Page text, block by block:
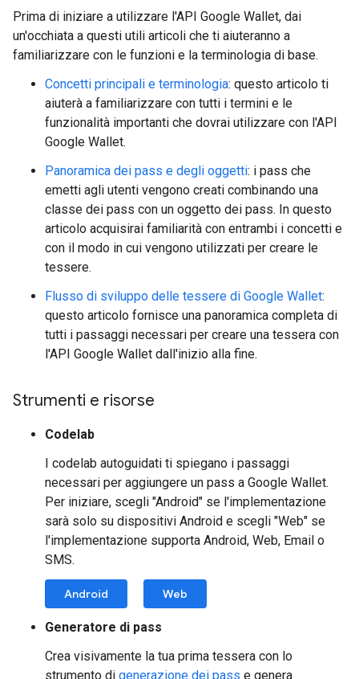
Prima di iniziare a utilizzare l'API Google Wallet, dai
un'occhiata a questi utili articoli che ti aiuteranno a
familiarizzare con le funzioni e la terminologia di base.
Concetti principali e terminologia: questo articolo ti
aiuterà a familiarizzare con tutti i termini e le
funzionalità importanti che dovrai utilizzare con l'API
Google Wallet.
Panoramica dei pass e degli oggetti: i pass che
emetti agli utenti vengono creati combinando una
classe dei pass con un oggetto dei pass. In questo
articolo acquisirai familiarità con entrambi i concetti e
con il modo in cui vengono utilizzati per creare le
tessere.
Flusso di sviluppo delle tessere di Google Wallet:
questo articolo fornisce una panoramica completa di
tutti i passaggi necessari per creare una tessera con
l'API Google Wallet dall'inizio alla fine.
Strumenti e risorse
Codelab
I codelab autoguidati ti spiegano i passaggi
necessari per aggiungere un pass a Google Wallet.
Per iniziare, scegli "Android" se l'implementazione
sarà solo su dispositivi Android e scegli "Web" se
l'implementazione supporta Android, Web, Email o
SMS.
Android Web
Generatore di pass
Crea visivamente la tua prima tessera con lo
strumento di generazione dei pass e genera